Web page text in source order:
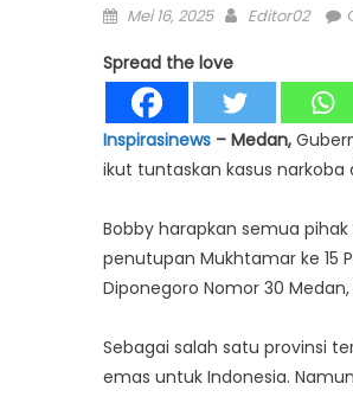
Posted
Mei 16, 2025 Author
Editor02
Spread the love
Inspirasinews – Medan,
ikut tuntaskan kasus
Bobby harapkan semua
penutupan Mukhtamar ke 15
Diponegoro Nomor 30
Sebagai salah satu provinsi
emas untuk Indonesia.